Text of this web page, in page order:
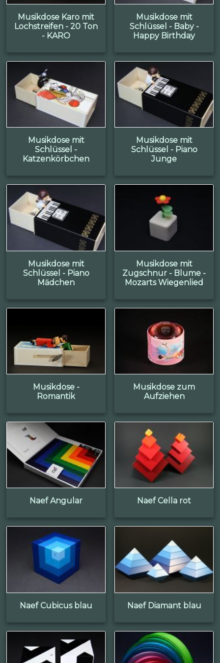
Musikdose Karo mit
Lochstreifen - 20 Ton
- KARO
Musikdose mit
Schlüssel - Baby -
Happy Birthday
Musikdose mit
Schlüssel -
Katzenkörbchen
Musikdose mit
Schlüssel - Piano
Junge
Musikdose mit
Schlüssel - Piano
Mädchen
Musikdose mit
Zugschnur - Blume -
Mozarts Wiegenlied
Musikdose -
Romantik
Musikdose zum
Aufziehen
Naef Angular Naef Cella rot
Naef Cubicus blau Naef Diamant blau